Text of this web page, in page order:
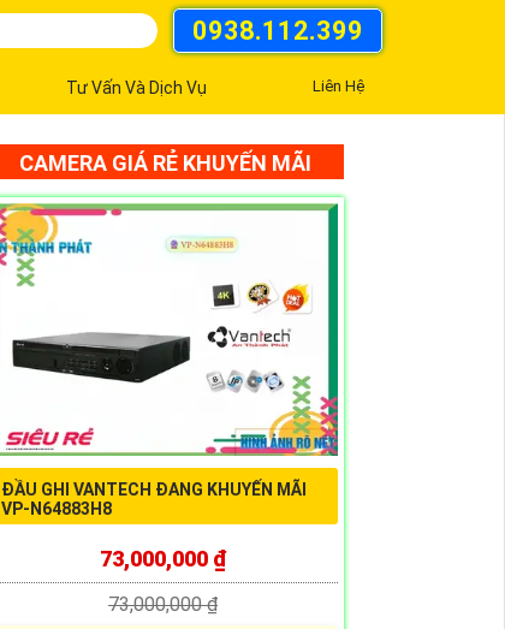
0938.112.399
Tư Vấn Và Dịch Vụ Liên Hệ
CAMERA GIÁ RẺ KHUYẾN MÃI
ĐẦU GHI VANTECH ĐANG KHUYẾN MÃI
VP-N64883H8
73,000,000 ₫
73,000,000 ₫